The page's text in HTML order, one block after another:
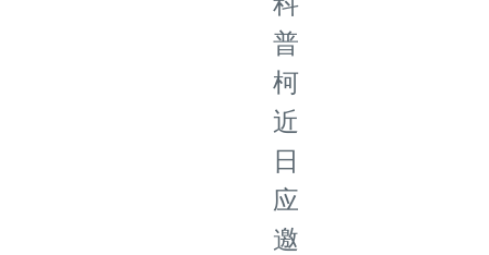
普
柯
近
日
应
邀